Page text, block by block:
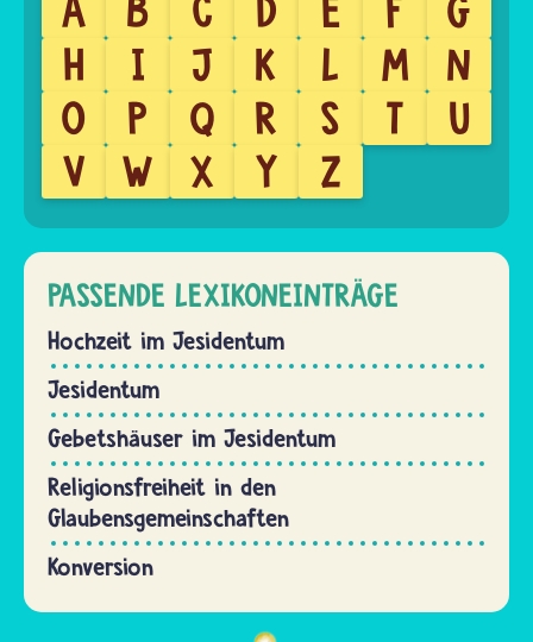
A B C D E F
G
H
I J K L M
N
O
P Q R S T
U
V
W X Y Z
PASSENDE LEXIKONEINTRÄGE
Hochzeit im Jesidentum
Jesidentum
Gebetshäuser im Jesidentum
Religionsfreiheit in den
Glaubensgemeinschaften
Konversion